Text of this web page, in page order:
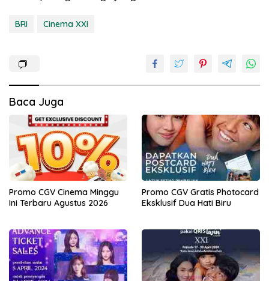
BRI Cinema XXI
Baca Juga
Promo CGV Cinema Minggu
Ini Terbaru Agustus 2026
Promo CGV Gratis Photocard
Eksklusif Dua Hati Biru